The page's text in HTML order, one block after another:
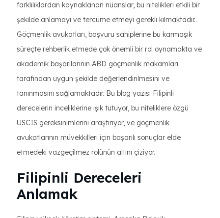
farklılıklardan kaynaklanan nüanslar, bu nitelikleri etkili bir
şekilde anlamayı ve tercüme etmeyi gerekli kılmaktadır..
Göçmenlik avukatları, başvuru sahiplerine bu karmaşık
süreçte rehberlik etmede çok önemli bir rol oynamakta ve
akademik başarılarının ABD göçmenlik makamları
tarafından uygun şekilde değerlendirilmesini ve
tanınmasını sağlamaktadır. Bu blog yazısı Filipinli
derecelerin inceliklerine ışık tutuyor, bu niteliklere özgü
USCIS gereksinimlerini araştırıyor, ve göçmenlik
avukatlarının müvekkilleri için başarılı sonuçlar elde
etmedeki vazgeçilmez rolünün altını çiziyor.
Filipinli Dereceleri
Anlamak